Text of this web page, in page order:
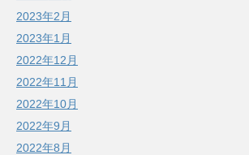
2023年2月
2023年1月
2022年12月
2022年11月
2022年10月
2022年9月
2022年8月